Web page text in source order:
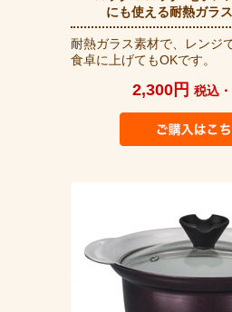
にも使える耐熱ガラ
耐熱ガラス素材で、レンジ
食卓に上げてもOKです。
2,300円 税込